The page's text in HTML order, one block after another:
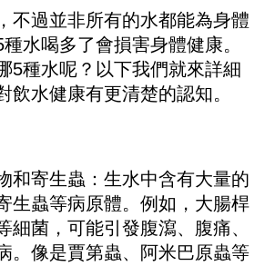
不過並非所有的水都能為身體
水喝多了會損害身體健康。
5種水呢？以下我們就來詳細
飲水健康有更清楚的認知。
寄生蟲：生水中含有大量的
生蟲等病原體。例如，大腸桿
細菌，可能引發腹瀉、腹痛、
。像是賈第蟲、阿米巴原蟲等